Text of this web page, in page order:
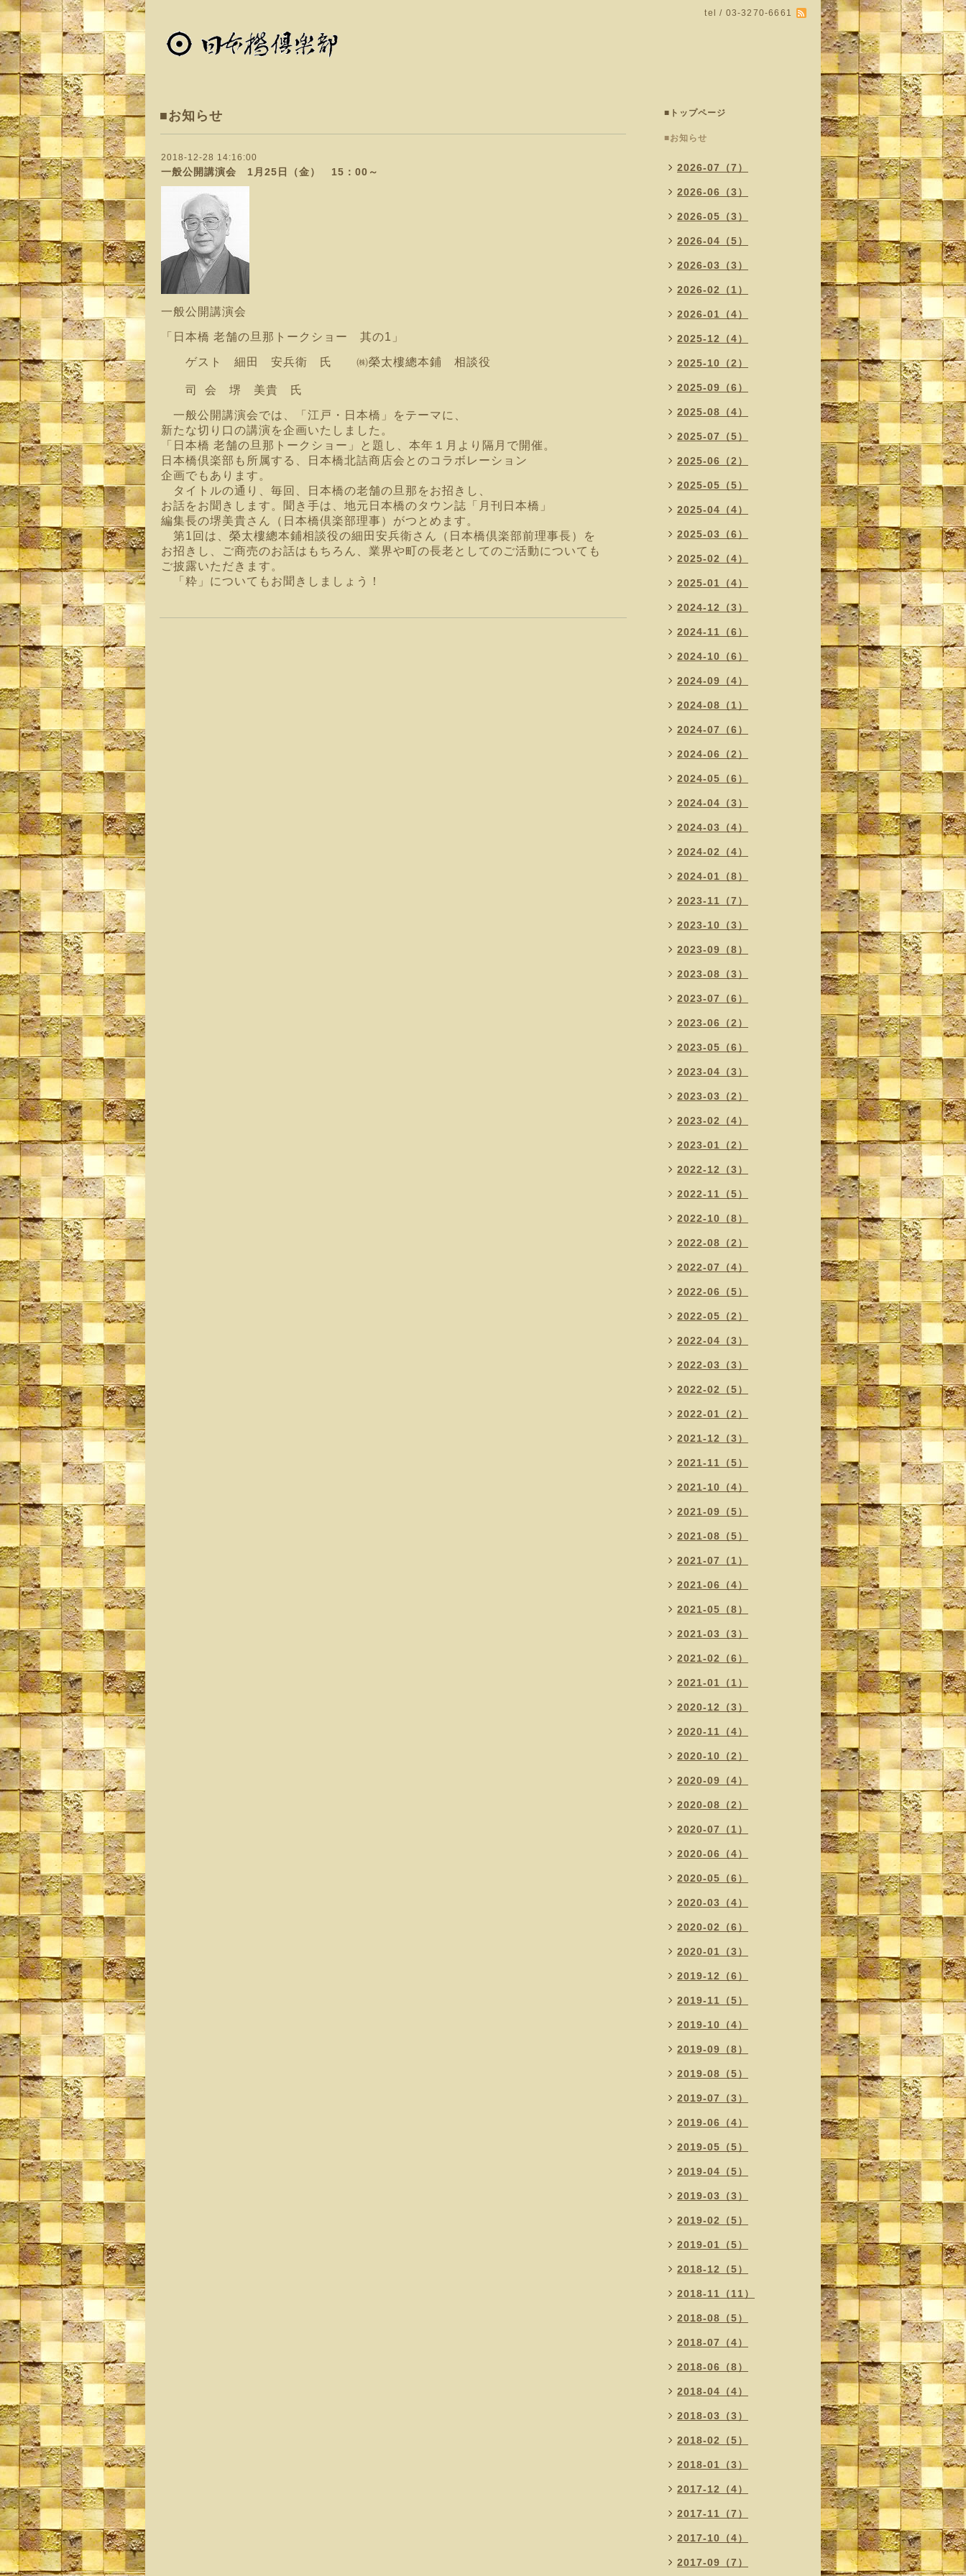
tel / 03-3270-6661
■お知らせ
2018-12-28 14:16:00
一般公開講演会 1月25日（金） 15：00～
一般公開講演会
「 日本橋 老舗の旦那トークショー 其の1」
ゲスト 細田 安兵衛 氏 ㈱榮太樓總本鋪 相談役
司 会 堺 美貴 氏
一般公開講演会では、「江戸・日本橋」をテーマに、
新たな切り口の講演を企画いたしました。
「日本橋 老舗の旦那トークショー」と題し、 本年１月より隔月で開催。
日本橋倶楽部も所属する、
日本橋北詰商店会とのコラボレーション
企画でもあります。
タイトルの通り、毎回、日本橋の老舗の旦那をお招きし、
お話をお聞きします。
聞き手は、地元日本橋のタウン誌「月刊日本橋」
編集長の堺美貴さん（日本橋倶楽部理事）がつとめます。
第1回は、榮太樓總本鋪相談役の細田安兵衛さん（日本橋倶楽部前理事長）を
お招きし、
ご商売のお話はもちろん、業界や町の長老としてのご活動についても
ご披露いただきます。
「粋」についてもお聞きしましょう！
■トップページ
■お知らせ
2026-07（7）
2026-06（3）
2026-05（3）
2026-04（5）
2026-03（3）
2026-02（1）
2026-01（4）
2025-12（4）
2025-10（2）
2025-09（6）
2025-08（4）
2025-07（5）
2025-06（2）
2025-05（5）
2025-04（4）
2025-03（6）
2025-02（4）
2025-01（4）
2024-12（3）
2024-11（6）
2024-10（6）
2024-09（4）
2024-08（1）
2024-07（6）
2024-06（2）
2024-05（6）
2024-04（3）
2024-03（4）
2024-02（4）
2024-01（8）
2023-11（7）
2023-10（3）
2023-09（8）
2023-08（3）
2023-07（6）
2023-06（2）
2023-05（6）
2023-04（3）
2023-03（2）
2023-02（4）
2023-01（2）
2022-12（3）
2022-11（5）
2022-10（8）
2022-08（2）
2022-07（4）
2022-06（5）
2022-05（2）
2022-04（3）
2022-03（3）
2022-02（5）
2022-01（2）
2021-12（3）
2021-11（5）
2021-10（4）
2021-09（5）
2021-08（5）
2021-07（1）
2021-06（4）
2021-05（8）
2021-03（3）
2021-02（6）
2021-01（1）
2020-12（3）
2020-11（4）
2020-10（2）
2020-09（4）
2020-08（2）
2020-07（1）
2020-06（4）
2020-05（6）
2020-03（4）
2020-02（6）
2020-01（3）
2019-12（6）
2019-11（5）
2019-10（4）
2019-09（8）
2019-08（5）
2019-07（3）
2019-06（4）
2019-05（5）
2019-04（5）
2019-03（3）
2019-02（5）
2019-01（5）
2018-12（5）
2018-11（11）
2018-08（5）
2018-07（4）
2018-06（8）
2018-04（4）
2018-03（3）
2018-02（5）
2018-01（3）
2017-12（4）
2017-11（7）
2017-10（4）
2017-09（7）